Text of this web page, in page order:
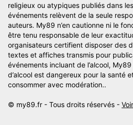
religieux ou atypiques publiés dans
événements relèvent de la seule
auteurs. My89 n’en cautionne ni le
être tenu responsable de leur
organisateurs certifient disposer des
textes et affiches transmis pour
événements incluant de l’alcool,
d’alcool est dangereux pour la santé
consommer avec modération..
© my89.fr - Tous droits réservés -